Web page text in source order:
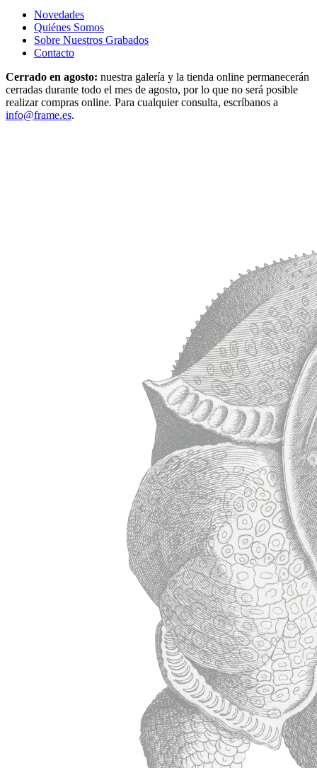
Novedades
Quiénes Somos
Sobre Nuestros Grabados
Contacto
Cerrado en agosto: nuestra galería y la tienda online permanecerán
cerradas durante todo el mes de agosto, por lo que no será posible
realizar compras online. Para cualquier consulta, escríbanos a
info@frame.es.